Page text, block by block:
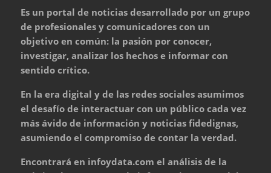
Es un portal de noticias desarrollado por un grupo
de profesionales y comunicadores con un
objetivo en común: la pasión por conocer,
investigar, analizar los hechos e informar con
sentido crítico.
En la era digital y de las redes sociales asumimos
el desafío de interactuar con un público cada vez
más ávido de información y noticias fidedignas,
asumiendo el compromiso de contar la verdad.
Encontrará en infoydata.com el análisis de la